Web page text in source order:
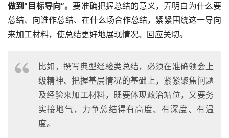
做到“目标导向”。要准确把握总结的意义，弄明白为什么要
总结、向谁作总结、在什么场合作总结，紧紧围绕这一导向
来加工材料，使总结更好地展现情况、回应关切。
比如，撰写典型经验类总结，必须在准确领会上
级精神、把握基层情况的基础上，紧紧聚焦问题
及经验来加工材料，既要体现政治站位，又要务
实接地气，力争总结得有高度、有深度、有温
度。